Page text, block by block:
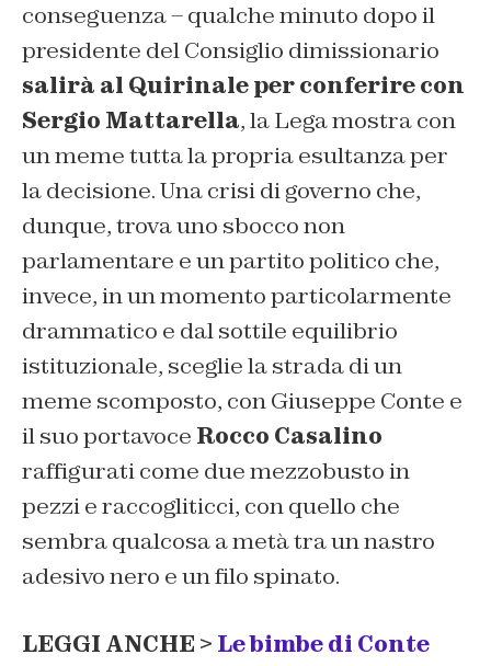
conseguenza – qualche minuto dopo il
presidente del Consiglio dimissionario
salirà al Quirinale per conferire con
Sergio Mattarella, la Lega mostra con
un meme tutta la propria esultanza per
la decisione. Una crisi di governo che,
dunque, trova uno sbocco non
parlamentare e un partito politico che,
invece, in un momento particolarmente
drammatico e dal sottile equilibrio
istituzionale, sceglie la strada di un
meme scomposto, con Giuseppe Conte e
il suo portavoce Rocco Casalino
raffigurati come due mezzobusto in
pezzi e raccogliticci, con quello che
sembra qualcosa a metà tra un nastro
adesivo nero e un filo spinato.
LEGGI ANCHE > Le bimbe di Conte